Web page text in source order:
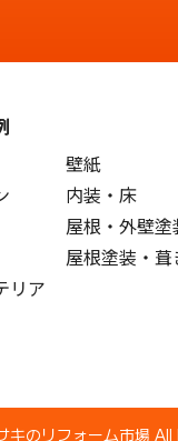
壁紙
内装・床
屋根・外壁塗
屋根塗装・葺
リア
キのリフォーム市場